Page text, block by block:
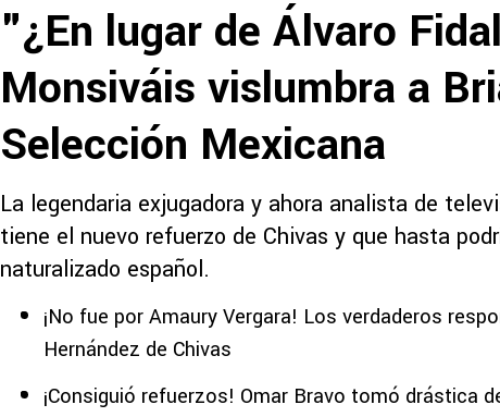
"¿En lugar de Álvaro
Monsiváis vislumbra a
Selección Mexicana
La legendaria exjugadora y ahora analista de
tiene el nuevo refuerzo de Chivas y que hasta
naturalizado español.
¡No fue por Amaury Vergara! Los verdaderos
Hernández de Chivas
¡Consiguió refuerzos! Omar Bravo tomó drástica